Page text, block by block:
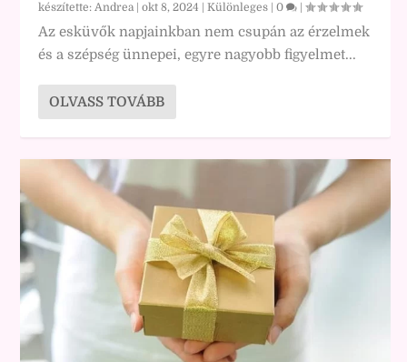
készítette:Andrea |okt 8, 2024 |Különleges |0 |
Az esküvők napjainkban nem csupán az érzelmek
és a szépség ünnepei, egyre nagyobb figyelmet...
OLVASS TOVÁBB